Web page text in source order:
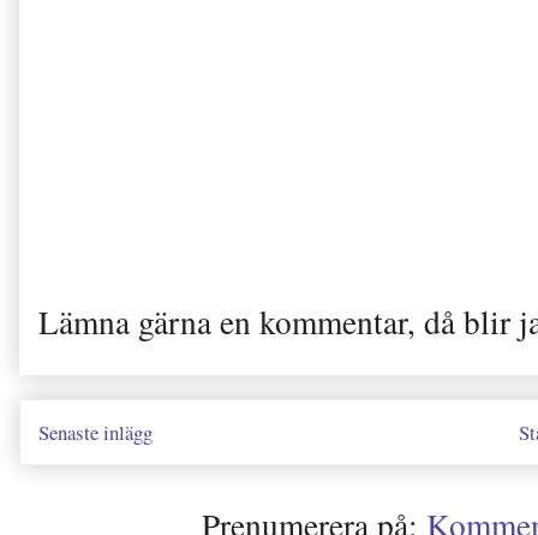
Lämna gärna en kommentar, då blir
Senaste inlägg
Prenumerera på: